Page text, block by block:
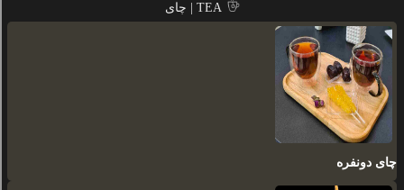
چای | TEA
چای دونفره